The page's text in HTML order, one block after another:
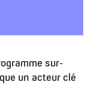
sur-
un acteur clé